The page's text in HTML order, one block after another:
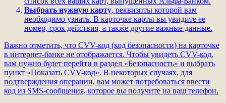
Выбрать нужную карту, реквизиты которой вам
необходимо узнать. В карточке карты вы увидите ее
номер, срок действия, а также другие важные данные.
Важно отметить, что CVV-код (код безопасности) на карточке
в интернет-банке не отображается. Чтобы увидеть CVV-код,
вам нужно будет перейти в раздел «Безопасность» и выбрать
пункт «Показать CVV-код». В некоторых случаях, для
подтверждения операции, вам может потребоваться ввести
код из SMS-сообщения, которое вы получите на ваш телефон.